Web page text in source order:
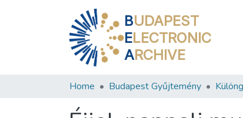
BUDAPEST
ELECTRONIC
ARCHIVE
Home Budapest Gyűjtemény